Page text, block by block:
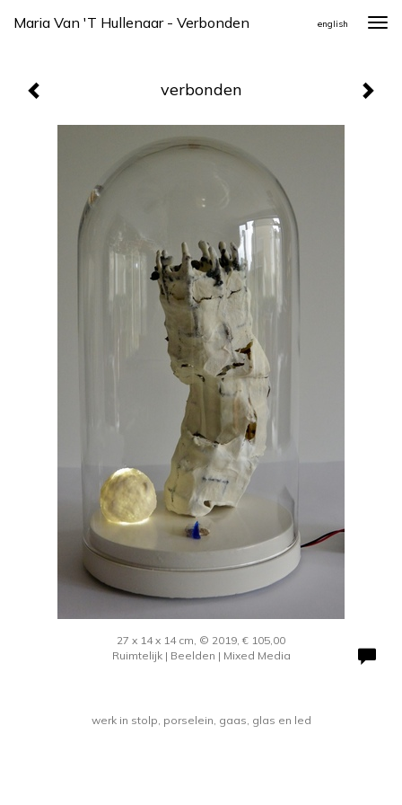
Maria Van 't Hullenaar - Verbonden english
verbonden
27 x 14 x 14 cm, © 2019, € 105,00
Ruimtelijk | Beelden | Mixed Media
werk in stolp, porselein, gaas, glas en led